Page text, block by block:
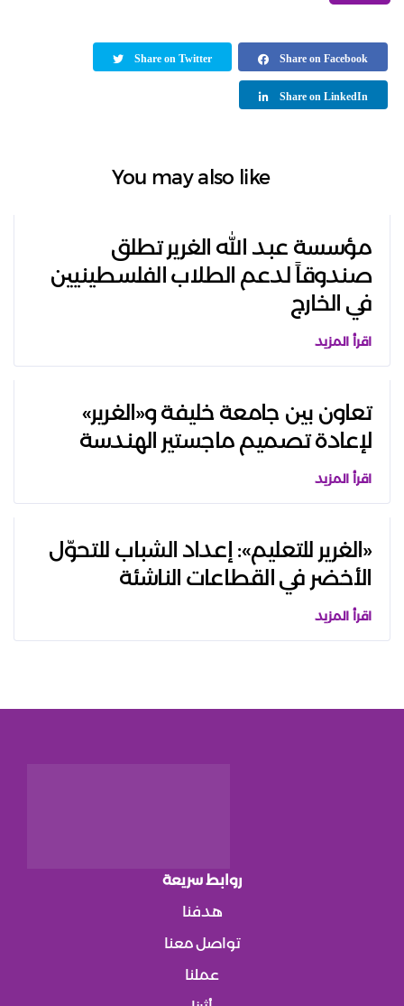
Share on Facebook
Share on Twitter
Share on LinkedIn
You may also like
مؤسسة عبد الله الغرير تطلق
صندوقاً لدعم الطلاب الفلسطينيين
في الخارج
اقرأ المزيد
تعاون بين جامعة خليفة و«الغرير»
لإعادة تصميم ماجستير الهندسة
اقرأ المزيد
«الغرير للتعليم»: إعداد الشباب للتحوّل
الأخضر في القطاعات الناشئة
اقرأ المزيد
روابط سريعة
هدفنا
تواصل معنا
عملنا